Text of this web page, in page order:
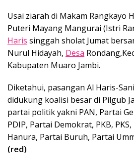
Usai ziarah di Makam Rangkayo
Puteri Mayang Mangurai (Istri
Haris singgah sholat Jumat
Nurul Hidayah, Desa
Kabupaten Muaro Jambi.
Diketahui, pasangan Al Haris-
didukung koalisi besar di Pilgub
partai politik yakni PAN, Partai
PDIP, Partai Demokrat, PKB,
Hanura, Partai Buruh, Partai
(red)